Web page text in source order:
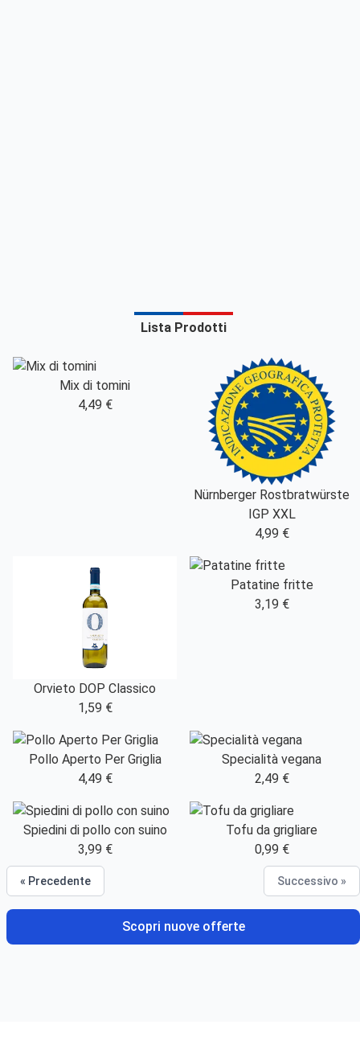
Lista Prodotti
Mix di tomini
4,49 €
Nürnberger Rostbratwürste
IGP XXL
4,99 €
Orvieto DOP Classico
1,59 €
Patatine fritte
3,19 €
Pollo Aperto Per Griglia
4,49 €
Specialità vegana
2,49 €
Spiedini di pollo con suino
3,99 €
Tofu da grigliare
0,99 €
« Precedente Successivo »
Scopri nuove offerte